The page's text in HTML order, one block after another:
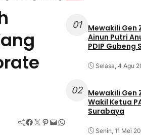
Facebook Twitter Pinterest Mail WhatsApp
01
Mewakili Gen
Ainun Putri
PDIP Gubeng
Selasa, 4 Agu
02
Mewakili Gen
Wakil Ketua
Surabaya
Senin, 11 Mei